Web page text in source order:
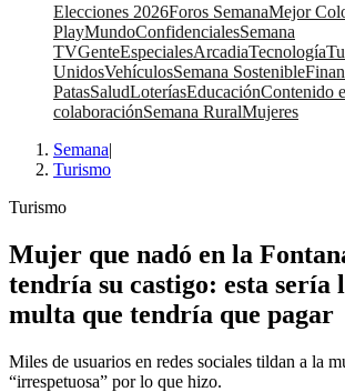
Elecciones 2026Foros SemanaMejor
PlayMundoConfidencialesSemana
TVGenteEspecialesArcadiaTecnología
UnidosVehículosSemana Sostenible
PatasSaludLoteríasEducaciónContenido
colaboraciónSemana RuralMujeres
Semana|
Turismo
Turismo
Mujer que nadó en la
tendría su castigo: esta sería
multa que tendría que pagar
Miles de usuarios en redes sociales tildan a la
“irrespetuosa” por lo que hizo.